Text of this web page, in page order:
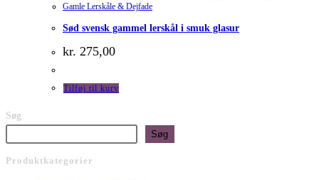
Gamle Lerskåle & Dejfade
Sød svensk gammel lerskål i smuk glasur
kr. 275,00
Tilføj til kurv
Søg
Søg
Produktkategorier